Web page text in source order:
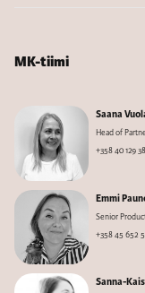
MK-tiimi
Saana
Head of
+358 40 129
Emmi
Senior
+358 45 652
Sanna-